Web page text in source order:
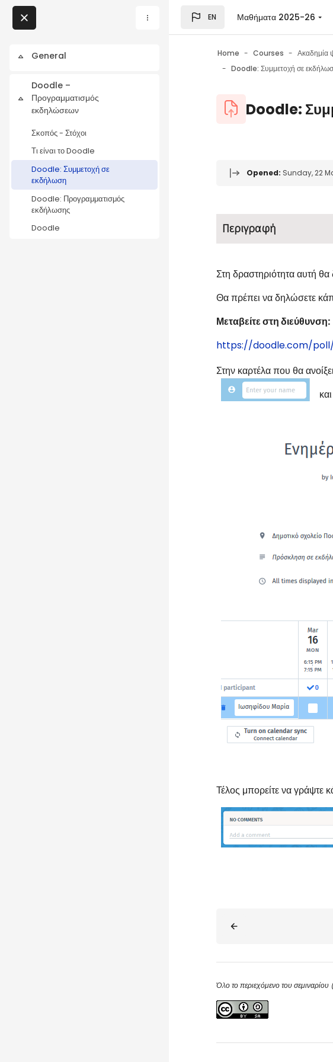
Blocks
Collapse
General
Collapse
Doodle –
Προγραμματισμός
εκδηλώσεων
Σκοπός - Στόχοι
Τι είναι το Doodle
Doodle: Συμμετοχή σε
εκδήλωση
Doodle: Προγραμματισμός
εκδήλωσης
Doodle
EN Μαθήματα 2025-26
Home Courses
Doodle: Συμμετοχή σε
BlocksDoodle:
Blocks
Completion requirements
Opened: Sunday, 22
Περιγραφή
Στη δραστηριότητα αυτή
Θα πρέπει να δηλώσετε
Μεταβείτε στη διεύθυνση:
https://doodle.com/
Στην καρτέλα που θα
Τέλος μπορείτε να γράψτε
Blocks
Όλο το περιεχόμενο του